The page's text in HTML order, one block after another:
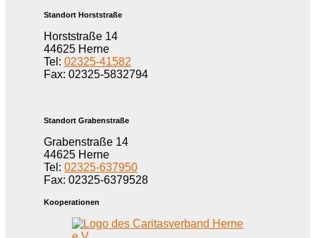
Standort Horststraße
Horststraße 14
44625 Herne
Tel: 02325-41582
Fax: 02325-5832794
Standort Grabenstraße
Grabenstraße 14
44625 Herne
Tel: 02325-637950
Fax: 02325-6379528
Kooperationen